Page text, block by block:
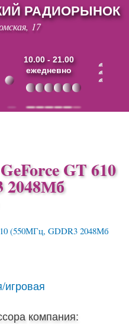
РАДИОРЫНОК
17
10.00 - 21.00
ежедневно
GT 610
2048Мб
компания: